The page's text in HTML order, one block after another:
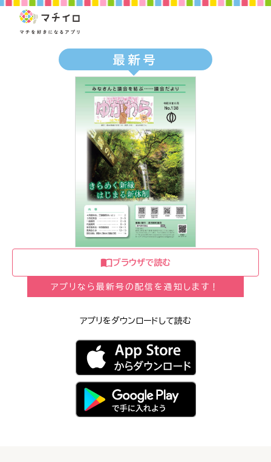
最新号
ブラウザで読む
アプリなら最新号の配信を通知します！
アプリをダウンロードして読む